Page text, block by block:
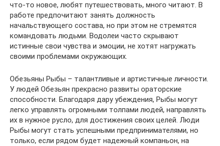
что-то новое, любят путешествовать, много читают. В
работе предпочитают занять должность
начальствующего состава, но при этом не стремятся
командовать людьми. Водолеи часто скрывают
истинные свои чувства и эмоции, не хотят нагружать
своими проблемами окружающих.
Обезьяны Рыбы – талантливые и артистичные личности.
У людей Обезьян прекрасно развиты ораторские
способности. Благодаря дару убеждения, Рыбы могут
легко управлять огромными толпами людей, направлять
их в нужное русло, для достижения своих целей. Люди
Рыбы могут стать успешными предпринимателями, но
только, если рядом будет надежный компаньон, на